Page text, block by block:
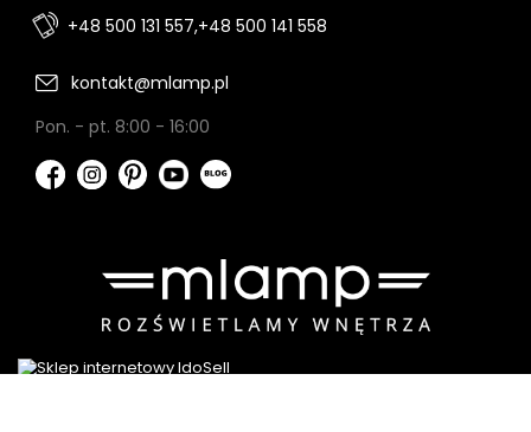
+48 500 131 557,+48 500 141 558
kontakt@mlamp.pl
Pon. - pt. 8:00 - 16:00